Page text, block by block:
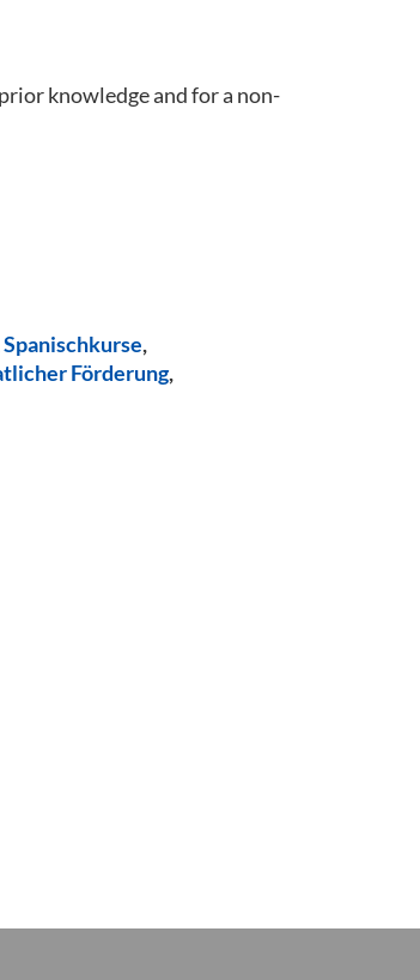
knowledge and for a non-
Spanischkurse,
Förderung,